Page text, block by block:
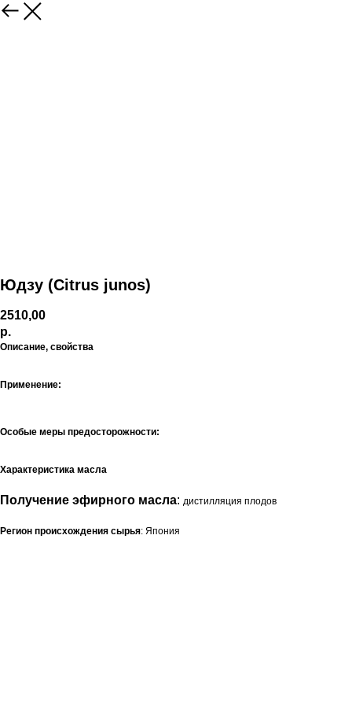
Юдзу (Citrus junos)
2510,00
р.
Описание, свойства
Применение:
Особые меры предосторожности:
Характеристика масла
Получение эфирного масла: дистилляция плодов
Регион происхождения сырья: Япония